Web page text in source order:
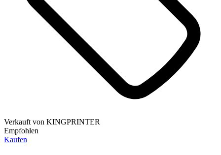
Verkauft von KINGPRINTER
Empfohlen
Kaufen